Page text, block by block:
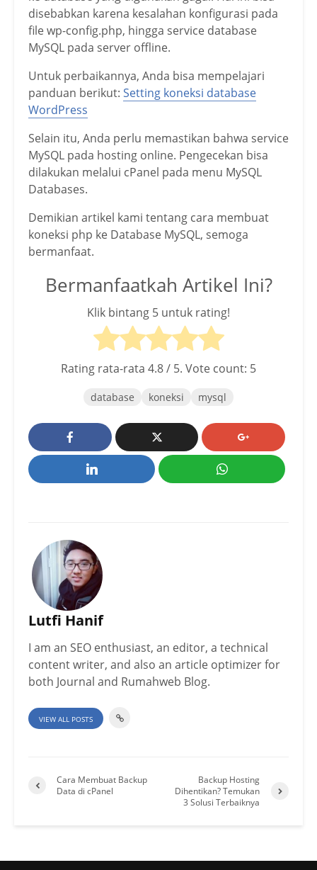
disebabkan karena kesalahan konfigurasi pada
file wp-config.php, hingga service database
MySQL pada server offline.
Untuk perbaikannya, Anda bisa mempelajari
panduan berikut: Setting koneksi database
WordPress
Selain itu, Anda perlu memastikan bahwa service
MySQL pada hosting online. Pengecekan bisa
dilakukan melalui cPanel pada menu MySQL
Databases.
Demikian artikel kami tentang cara membuat
koneksi php ke Database MySQL, semoga
bermanfaat.
Bermanfaatkah Artikel Ini?
Klik bintang 5 untuk rating!
Rating rata-rata 4.8/ 5. Vote count: 5
database koneksi mysql
Lutfi Hanif
I am an SEO enthusiast, an editor, a technical
content writer, and also an article optimizer for
both Journal and Rumahweb Blog.
VIEW ALL POSTS
Cara Membuat Backup
Data di cPanel
Backup Hosting
Dihentikan? Temukan
3 Solusi Terbaiknya